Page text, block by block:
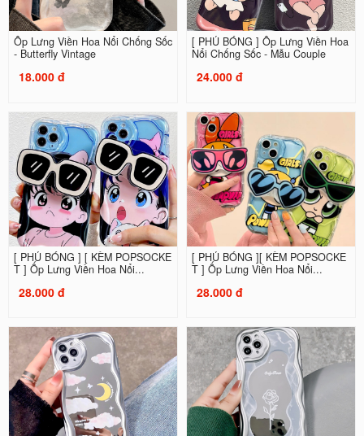
Ốp Lưng Viền Hoa Nổi Chống Sốc
- Butterfly Vintage
18.000 đ
[ PHỦ BÓNG ] Ốp Lưng Viền Hoa
Nổi Chống Sốc - Mẫu Couple
24.000 đ
[ PHỦ BÓNG ] [ KÈM POPSOCKE
T ] Ốp Lưng Viền Hoa Nổi...
28.000 đ
[ PHỦ BÓNG ][ KÈM POPSOCKE
T ] Ốp Lưng Viền Hoa Nổi...
28.000 đ